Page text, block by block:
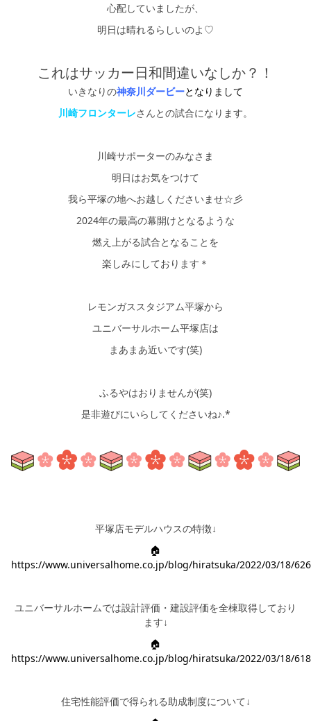
心配していましたが、
明日は晴れるらしいのよ♡
これはサッカー日和間違いなしか？！
いきなりの神奈川ダービーとなりまして
川崎フロンターレさんとの試合になります。
川崎サポーターのみなさま
明日はお気をつけて
我ら平塚の地へお越しくださいませ☆彡
2024年の最高の幕開けとなるような
燃え上がる試合となることを
楽しみにしております＊
レモンガススタジアム平塚から
ユニバーサルホーム平塚店は
まあまあ近いです(笑)
ふるやはおりませんが(笑)
是非遊びにいらしてくださいね♪.*
平塚店モデルハウスの特徴↓
🏠
https://www.universalhome.co.jp/blog/hiratsuka/2022/03/18/
ユニバーサルホームでは設計評価・建設評価を全棟取得しており
ます↓
🏠
https://www.universalhome.co.jp/blog/hiratsuka/2022/03/18/
住宅性能評価で得られる助成制度について↓